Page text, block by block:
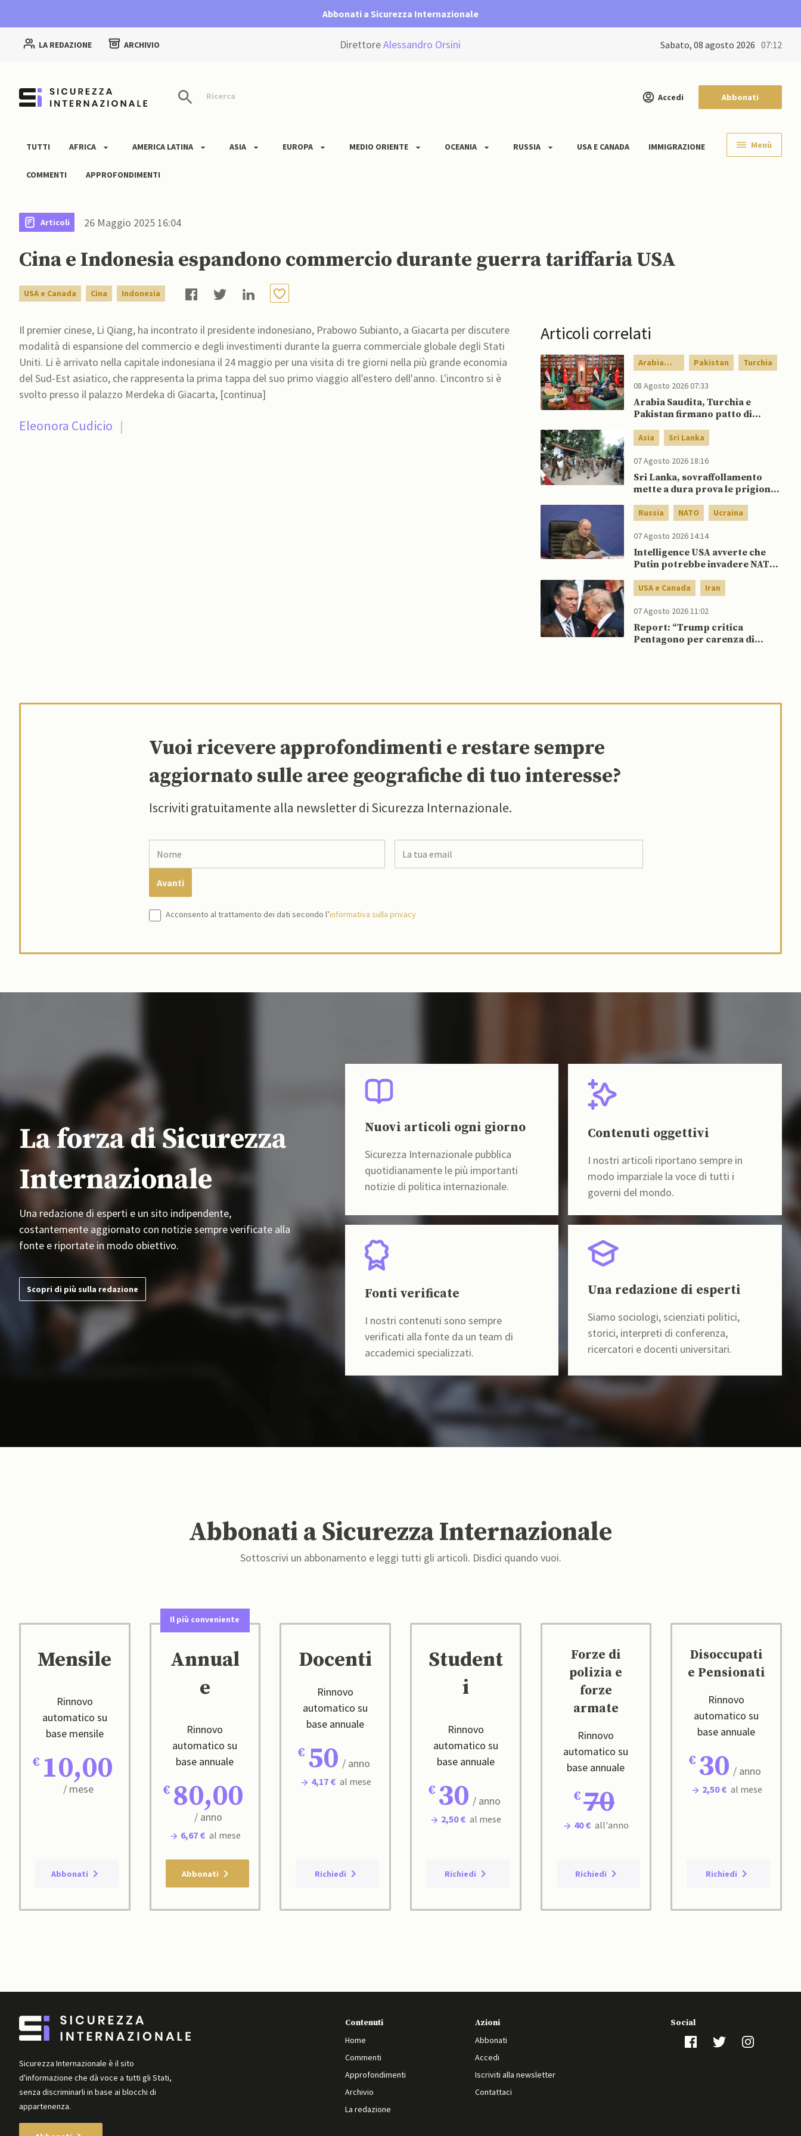
Abbonati a Sicurezza Internazionale
LA REDAZIONE ARCHIVIO DirettoreAlessandro Orsini sabato, 08 agosto 2026 07:12
Ricerca Accedi Abbonati
TUTTI AFRICA AMERICA LATINA ASIA EUROPA MEDIO ORIENTE OCEANIA RUSSIA USA E CANADA IMMIGRAZIONE
COMMENTI APPROFONDIMENTI
Menù
Articoli 26 Maggio 2025 16:04
Cina e Indonesia espandono commercio durante guerra tariffaria USA
USA e Canada Cina Indonesia
Il premier cinese, Li Qiang, ha incontrato il presidente indonesiano, Prabowo Subianto, a Giacarta per discutere
modalità di espansione del commercio e degli investimenti durante la guerra commerciale globale degli Stati
Uniti. Li è arrivato nella capitale indonesiana il 24 maggio per una visita di tre giorni nella più grande economia
del Sud-Est asiatico, che rappresenta la prima tappa del suo primo viaggio all'estero dell'anno. L'incontro si è
svolto presso il palazzo Merdeka di Giacarta, [continua]
Eleonora Cudicio |
Articoli correlati
Arabia
Saudita
Pakistan Turchia
08 Agosto 2026 07:33
Arabia Saudita, Turchia e
Pakistan firmano patto di
Asia Sri Lanka
07 Agosto 2026 18:16
Sri Lanka, sovraffollamento
mette a dura prova le prigioni
morti e 23 feriti
Russia NATO Ucraina
07 Agosto 2026 14:14
Intelligence USA avverte che
Putin potrebbe invadere NATO
Ucraina
USA e Canada Iran
07 Agosto 2026 11:02
Report: “Trump critica
Pentagono per carenza di
Vuoi ricevere approfondimenti e restare sempre
aggiornato sulle aree geografiche di tuo interesse?
Iscriviti gratuitamente alla newsletter di Sicurezza Internazionale.
Acconsento al trattamento dei dati secondo l’informativa sulla privacy
La forza di Sicurezza
Internazionale
Una redazione di esperti e un sito indipendente,
costantemente aggiornato con notizie sempre verificate alla
fonte e riportate in modo obiettivo.
Scopri di più sulla redazione
Nuovi articoli ogni giorno
Sicurezza Internazionale pubblica
quotidianamente le più importanti
notizie di politica internazionale.
Contenuti oggettivi
I nostri articoli riportano sempre in
modo imparziale la voce di tutti i
governi del mondo.
Fonti verificate
I nostri contenuti sono sempre
verificati alla fonte da un team di
accademici specializzati.
Una redazione di esperti
Siamo sociologi, scienziati politici,
storici, interpreti di conferenza,
ricercatori e docenti universitari.
Abbonati a Sicurezza Internazionale
Sottoscrivi un abbonamento e leggi tutti gli articoli. Disdici quando vuoi.
Mensile
Rinnovo
automatico su
base mensile
10,00
/ mese
Abbonati
Il più conveniente
Annual
e
Rinnovo
automatico su
base annuale
80,00
/ anno
6,67 € al mese
Abbonati
Docenti
Rinnovo
automatico su
base annuale
50 / anno
4,17 € al mese
Richiedi
Student
i
Rinnovo
automatico su
base annuale
30 / anno
2,50 € al mese
Richiedi
Forze di
polizia e
forze
armate
Rinnovo
automatico su
base annuale
70
40 € all'anno
Richiedi
Disoccupati
e Pensionati
Rinnovo
automatico su
base annuale
30 / anno
2,50 € al mese
Richiedi
Sicurezza Internazionale è il sito
d'informazione che dà voce a tutti gli Stati,
senza discriminarli in base ai blocchi di
appartenenza.
Contenuti
Home
Commenti
Approfondimenti
Archivio
La redazione
Azioni
Abbonati
Accedi
Iscriviti alla newsletter
Contattaci
Social